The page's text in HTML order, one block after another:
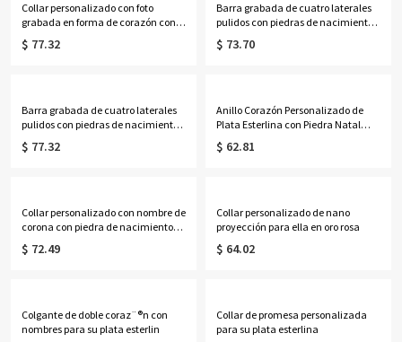
Collar personalizado con foto
grabada en forma de corazón con
nombre, regalo para el Día de la
Madre, cumpleaños o aniversario
$ 77.32
Barra grabada de cuatro laterales
pulidos con piedras de nacimiento
en plata de ley
$ 73.70
Barra grabada de cuatro laterales
pulidos con piedras de nacimiento
en oro rosa
$ 77.32
Anillo Corazón Personalizado de
Plata Esterlina con Piedra Natal
Para Ella
$ 62.81
Collar personalizado con nombre de
corona con piedra de nacimiento
en plata
$ 72.49
Collar personalizado de nano
proyección para ella en oro rosa
$ 64.02
Colgante de doble coraz¨®n con
nombres para su plata esterlin
Collar de promesa personalizada
para su plata esterlina